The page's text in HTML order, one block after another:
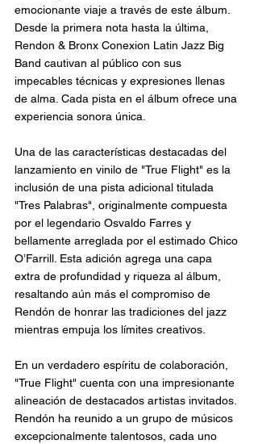
emocionante viaje a través de este álbum.
Desde la primera nota hasta la última,
Rendon & Bronx Conexion Latin Jazz Big
Band cautivan al público con sus
impecables técnicas y expresiones llenas
de alma. Cada pista en el álbum ofrece una
experiencia sonora única.
Una de las características destacadas del
lanzamiento en vinilo de "True Flight" es la
inclusión de una pista adicional titulada
"Tres Palabras", originalmente compuesta
por el legendario Osvaldo Farres y
bellamente arreglada por el estimado Chico
O’Farrill. Esta adición agrega una capa
extra de profundidad y riqueza al álbum,
resaltando aún más el compromiso de
Rendón de honrar las tradiciones del jazz
mientras empuja los límites creativos.
En un verdadero espíritu de colaboración,
"True Flight" cuenta con una impresionante
alineación de destacados artistas invitados.
Rendón ha reunido a un grupo de músicos
excepcionalmente talentosos, cada uno